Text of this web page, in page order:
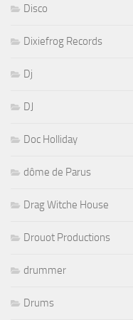
Disco
Dixiefrog Records
Dj
DJ
Doc Holliday
dôme de Parus
Drag Witche House
Drouot Productions
drummer
Drums